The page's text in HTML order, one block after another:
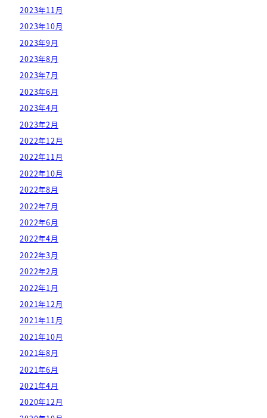
2023年11月
2023年10月
2023年9月
2023年8月
2023年7月
2023年6月
2023年4月
2023年2月
2022年12月
2022年11月
2022年10月
2022年8月
2022年7月
2022年6月
2022年4月
2022年3月
2022年2月
2022年1月
2021年12月
2021年11月
2021年10月
2021年8月
2021年6月
2021年4月
2020年12月